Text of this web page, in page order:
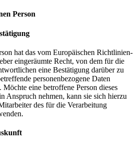
Person
hat das vom Europäischen Richtlinien-
eingeräumte Recht, von dem für die
eine Bestätigung darüber zu
personenbezogene Daten
Möchte eine betroffene Person dieses
Anspruch nehmen, kann sie sich hierzu
des für die Verarbeitung